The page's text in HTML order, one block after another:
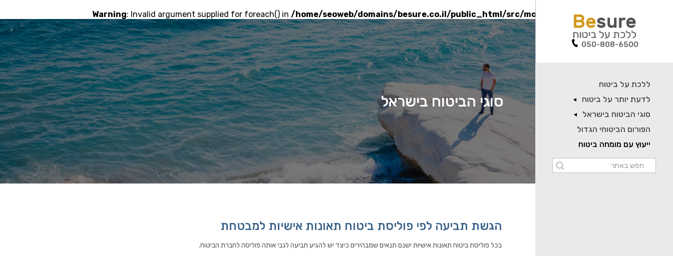
Warning: Invalid argument supplied for foreach() in /home/seoweb/domains/besure.co.il/public_html/src/models/PayCallModel.php
050-808-6500
ללכת על ביטוח
לדעת יותר על ביטוח
סוגי הביטוח בישראל
הפורום הביטוחי הגדול
ייעוץ עם מומחה ביטוח
סוגי הביטוח בישראל
הגשת תביעה לפי פוליסת ביטוח תאונות אישיות למבטחת
בכל פוליסת ביטוח תאונות אישיות ישנם תנאים שמבהירים כיצד יש להגיע תביעה לגבי אותה פוליסה לחברת הביטוח.